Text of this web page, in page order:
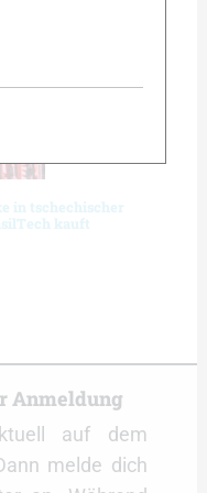
in tschechischer
kauft
Anmeldung
auf dem
melde dich